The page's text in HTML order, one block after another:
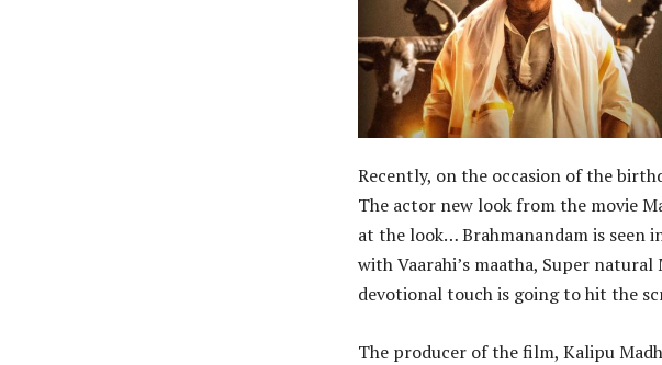
Recently, on the occasion of the
The actor new look from the movie
at the look… Brahmanandam is
with Vaarahi’s maatha, Super
devotional touch is going to hit the
The producer of the film, Kalipu